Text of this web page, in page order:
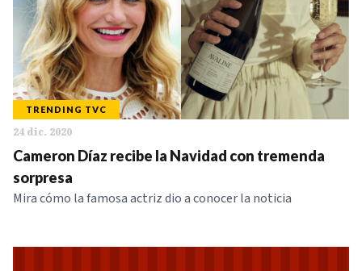
TRENDING TVC
24 dic. 2020
Cameron Díaz recibe la Navidad con tremenda
sorpresa
Mira cómo la famosa actriz dio a conocer la noticia